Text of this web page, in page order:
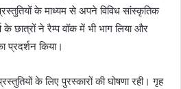
के माध्यम से अपने विविध सांस्कृतिक
के छात्रों ने रैम्प वॉक में भी भाग लिया और
प्रदर्शन किया।
के लिए पुरस्कारों की घोषणा रही। गृह